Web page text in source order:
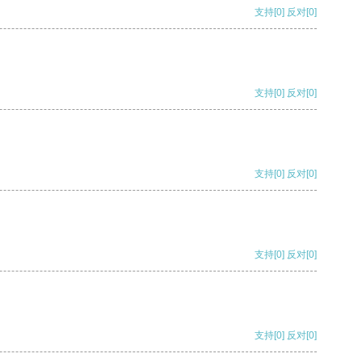
支持[0] 反对[0]
支持[0] 反对[0]
支持[0] 反对[0]
支持[0] 反对[0]
支持[0] 反对[0]